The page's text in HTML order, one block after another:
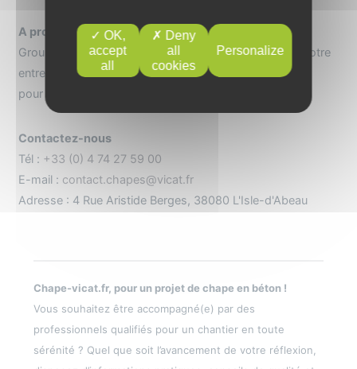
A propos
Groupe cimentier international présent dans 12 pays, notre
entreprise propose une gamme de produits et services
pour la construction.
Contactez-nous
Tél : +33 (0) 4 74 27 59 00
E-mail : contact.chapes@vicat.fr
Adresse : 4 Rue Aristide Berges, 38080 L'Isle-d'Abeau
Chape-vicat.fr, pour un projet de chape en béton !
Vous souhaitez être accompagné(e) par des
professionnels qualifiés pour un chantier en toute
sérénité ? Quel que soit l’avancement de votre réflexion,
OK,
accept
all
Deny
all
cookies
Personalize